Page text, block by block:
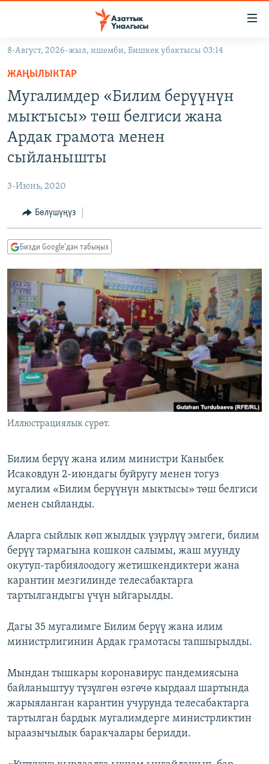
Навигацияга
өтүңүз
Издөөгө
салыңызКЫРГЫЗСТАН
ЭКОНОМИКА
ДҮЙНӨ
БОРБОР АЗИЯ
УКРАИНА
АТАЙЫН ИЛИКТӨӨ
ЭКСПЕРТТЕР ТАЛДАЙТ
БИЗ ЖАНА ДҮЙНӨ
ЭЖЕ-СИҢДИЛЕР
АЗАТТЫК+
ЫҢГАЙСЫЗ СУРООЛОР
ПОДКАСТ
ӨЗГӨЧӨ ПИКИР
Русский
ОНЛАЙН ШЕРИНЕ
ЭЕ/АРнун бардык сайттары
8-Август, 2026-жыл, ишемби, Бишкек убактысы 03:14
ЖАҢЫЛЫКТАР
Мугалимдер «Билим берүүнүн
мыктысы» төш белгиси жана
Ардак грамота менен
сыйланышты
3-Июнь, 2020
Бөлүшүңүз
Бизди Google'дан табыңыз
Иллюстрациялык сүрөт.
Билим берүү жана илим министри Каныбек
Исаковдун 2-июндагы буйругу менен тогуз
мугалим «Билим берүүнүн мыктысы» төш белгиси
менен сыйланды.
Аларга сыйлык көп жылдык үзүрлүү эмгеги, билим
берүү тармагына кошкон салымы, жаш муунду
окутуп-тарбиялоодогу жетишкендиктери жана
карантин мезгилинде телесабактарга
тартылгандыгы үчүн ыйгарылды.
Дагы 35 мугалимге Билим берүү жана илим
министрлигинин Ардак грамотасы тапшырылды.
Мындан тышкары коронавирус пандемиясына
байланыштуу түзүлгөн өзгөчө кырдаал шартында
жарыяланган карантин учурунда телесабактарга
тартылган бардык мугалимдерге министрликтин
ыраазычылык баракчалары берилди.